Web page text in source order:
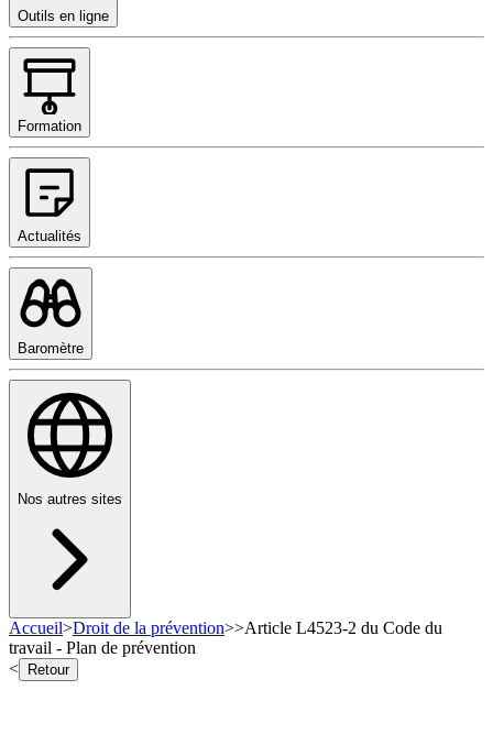
Outils en ligne
Formation
Actualités
Baromètre
Nos autres sites
Accueil>Droit de la prévention>>Article L4523-2 du Code du
travail - Plan de prévention
<
Retour